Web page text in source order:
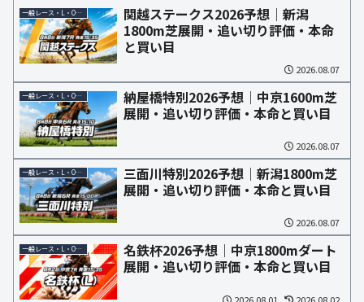
一般レース・L・OP予想
関越ステークス2026予想｜新潟
1800m芝展開・追い切り評価・本命
と買い目
2026.08.07
一般レース・L・OP予想
納屋橋特別2026予想｜中京1600m芝
展開・追い切り評価・本命と買い目
2026.08.07
一般レース・L・OP予想
三面川特別2026予想｜新潟1800m芝
展開・追い切り評価・本命と買い目
2026.08.07
一般レース・L・OP予想
名鉄杯2026予想｜中京1800mダート
展開・追い切り評価・本命と買い目
2026.08.01 2026.08.02